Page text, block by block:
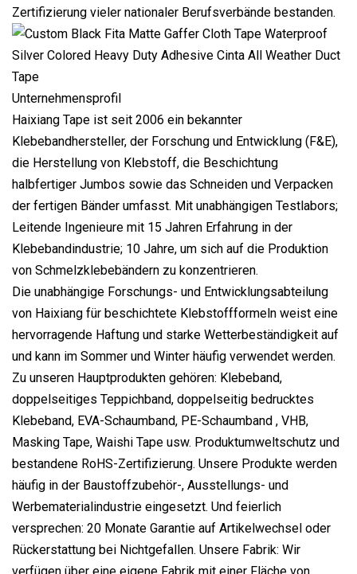
Zertifizierung vieler nationaler Berufsverbände bestanden.
Unternehmensprofil
Haixiang Tape ist seit 2006 ein bekannter
Klebebandhersteller, der Forschung und Entwicklung (F&E),
die Herstellung von Klebstoff, die Beschichtung
halbfertiger Jumbos sowie das Schneiden und Verpacken
der fertigen Bänder umfasst. Mit unabhängigen Testlabors;
Leitende Ingenieure mit 15 Jahren Erfahrung in der
Klebebandindustrie; 10 Jahre, um sich auf die Produktion
von Schmelzklebebändern zu konzentrieren.
Die unabhängige Forschungs- und Entwicklungsabteilung
von Haixiang für beschichtete Klebstoffformeln weist eine
hervorragende Haftung und starke Wetterbeständigkeit auf
und kann im Sommer und Winter häufig verwendet werden.
Zu unseren Hauptprodukten gehören: Klebeband,
doppelseitiges Teppichband, doppelseitig bedrucktes
Klebeband, EVA-Schaumband, PE-Schaumband , VHB,
Masking Tape, Waishi Tape usw. Produktumweltschutz und
bestandene RoHS-Zertifizierung. Unsere Produkte werden
häufig in der Baustoffzubehör-, Ausstellungs- und
Werbematerialindustrie eingesetzt. Und feierlich
versprechen: 20 Monate Garantie auf Artikelwechsel oder
Rückerstattung bei Nichtgefallen. Unsere Fabrik: Wir